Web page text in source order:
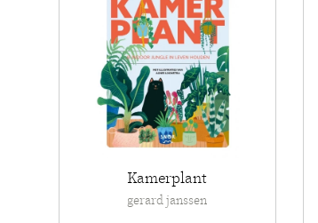
Kamerplant
gerard janssen